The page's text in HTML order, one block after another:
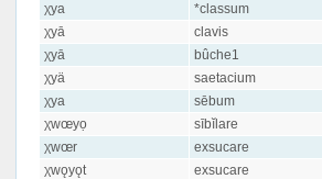
χya
*classum
χyā
clavis
χyā
bûche1
χyä
saetacium
χya
sēbum
χwœyọ
sībĭlare
χwœr
exsucare
χwǫyǫt
exsucare